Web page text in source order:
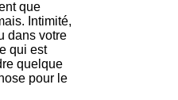
que
Intimité,
dans votre
qui est
quelque
pour le